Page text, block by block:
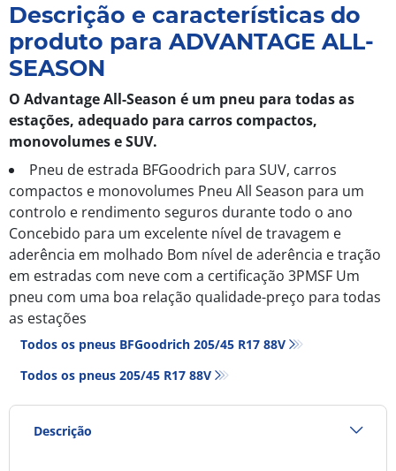
Descrição e características do
produto para ADVANTAGE ALL-
SEASON
O Advantage All-Season é um pneu para todas as
estações, adequado para carros compactos,
monovolumes e SUV.
Pneu de estrada BFGoodrich para SUV, carros
compactos e monovolumes Pneu All Season para um
controlo e rendimento seguros durante todo o ano
Concebido para um excelente nível de travagem e
aderência em molhado Bom nível de aderência e tração
em estradas com neve com a certificação 3PMSF Um
pneu com uma boa relação qualidade-preço para todas
as estações
Todos os pneus BFGoodrich 205/45 R17 88V
Todos os pneus‎ 205/45 R17 88V
Descrição